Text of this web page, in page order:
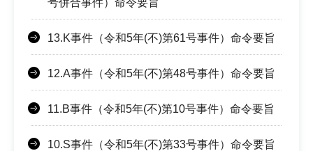
13.K事件（令和5年(不)第61号事件）命令要旨
12.A事件（令和5年(不)第48号事件）命令要旨
11.B事件（令和5年(不)第10号事件）命令要旨
10.S事件（令和5年(不)第33号事件）命令要旨